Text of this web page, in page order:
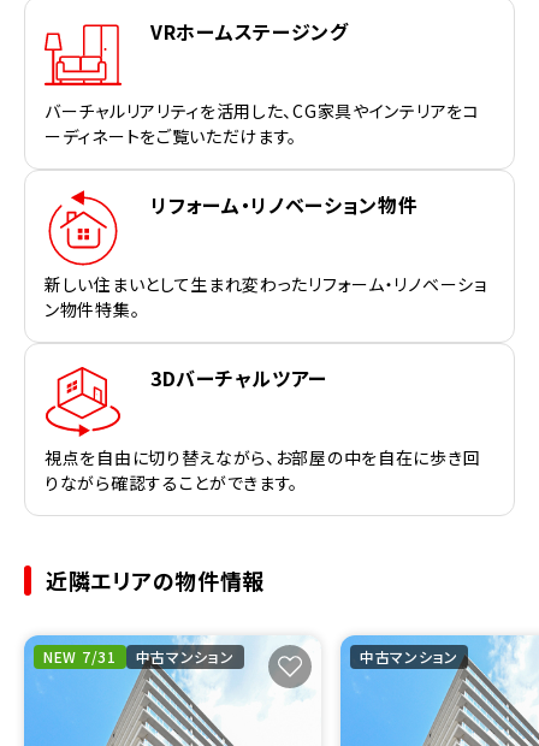
VRホームステージング
バーチャルリアリティを活用した、CG家具やインテリアをコ
ーディネートをご覧いただけます。
リフォーム・リノベーション物件
新しい住まいとして生まれ変わったリフォーム・リノベーショ
ン物件特集。
3Dバーチャルツアー
視点を自由に切り替えながら、お部屋の中を自在に歩き回
りながら確認することができます。
近隣エリアの物件情報
NEW 7/31 中古マンション 中古マンション